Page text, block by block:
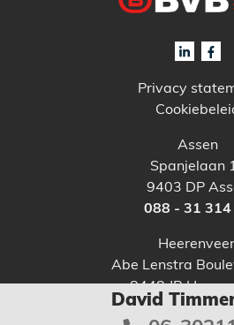
David
Privacy
Assen
Spanjelaan
9403 DP
088 - 31 314
Abe Lenstra
8448 JB
088 - 31 314